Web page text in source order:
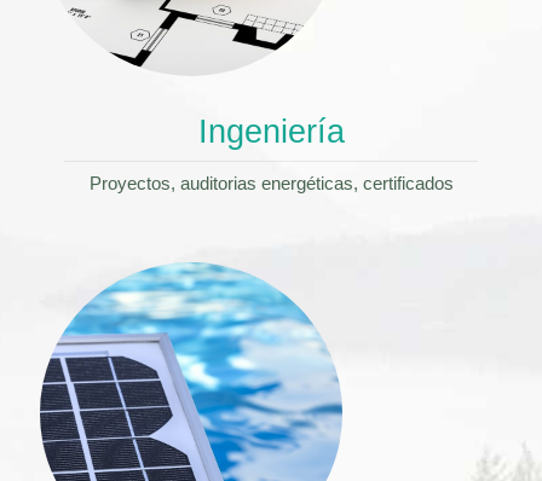
Ingeniería
Proyectos, auditorias energéticas, certificados